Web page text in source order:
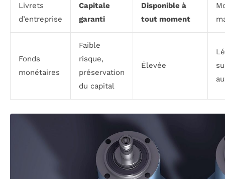
Livrets
d’entreprise
Capitale
garanti
Disponible à
tout moment
Fonds
monétaires
Faible
risque,
préservation
du capital
Élevée